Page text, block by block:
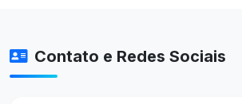
Contato e Redes Sociais